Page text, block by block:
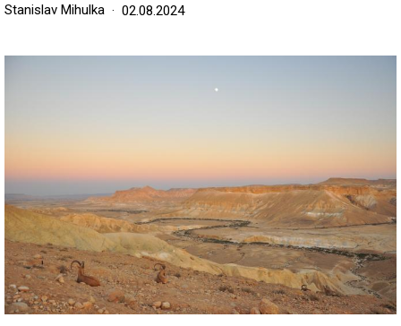
Stanislav Mihulka 02.08.2024